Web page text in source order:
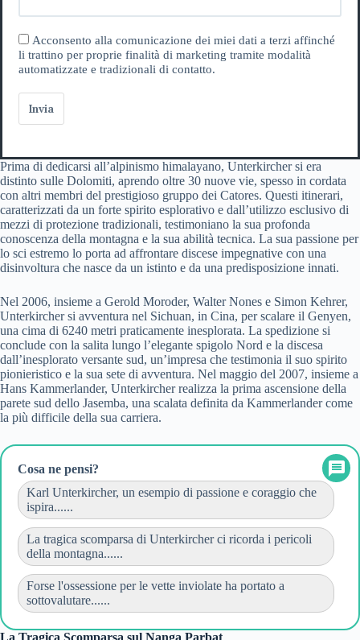
Acconsento alla comunicazione dei miei dati a terzi affinché
li trattino per proprie finalità di marketing tramite modalità
automatizzate e tradizionali di contatto.
Invia
Prima di dedicarsi all’alpinismo himalayano, Unterkircher si era
distinto sulle Dolomiti, aprendo oltre 30 nuove vie, spesso in cordata
con altri membri del prestigioso gruppo dei Catores. Questi itinerari,
caratterizzati da un forte spirito esplorativo e dall’utilizzo esclusivo di
mezzi di protezione tradizionali, testimoniano la sua profonda
conoscenza della montagna e la sua abilità tecnica. La sua passione per
lo sci estremo lo porta ad affrontare discese impegnative con una
disinvoltura che nasce da un istinto e da una predisposizione innati.
Nel 2006, insieme a Gerold Moroder, Walter Nones e Simon Kehrer,
Unterkircher si avventura nel Sichuan, in Cina, per scalare il Genyen,
una cima di 6240 metri praticamente inesplorata. La spedizione si
conclude con la salita lungo l’elegante spigolo Nord e la discesa
dall’inesplorato versante sud, un’impresa che testimonia il suo spirito
pionieristico e la sua sete di avventura. Nel maggio del 2007, insieme a
Hans Kammerlander, Unterkircher realizza la prima ascensione della
parete sud dello Jasemba, una scalata definita da Kammerlander come
la più difficile della sua carriera.
Cosa ne pensi?
Karl Unterkircher, un esempio di passione e coraggio che
ispira......
La tragica scomparsa di Unterkircher ci ricorda i pericoli
della montagna......
Forse l'ossessione per le vette inviolate ha portato a
sottovalutare......
La Tragica Scomparsa sul Nanga Parbat